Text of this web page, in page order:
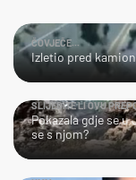
ČOVJEČE...
Izletio pred
SLIJEDITE LI OVU
Pokazala gdje se
se s njom?